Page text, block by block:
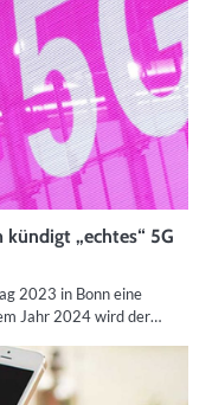
„echtes“ 5G
2023 in Bonn eine
Jahr 2024 wird der…